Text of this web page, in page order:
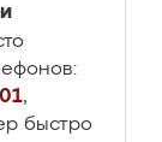
,
быстро